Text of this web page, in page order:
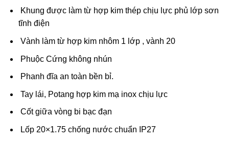
Khung được làm từ hợp kim thép chịu lực phủ lớp sơn
tĩnh điện
Vành làm từ hợp kim nhôm 1 lớp , vành 20
Phuộc Cứng không nhún
Phanh đĩa an toàn bền bỉ.
Tay lái, Potang hợp kim mạ inox chịu lực
Cốt giữa vòng bi bạc đạn
Lốp 20×1.75 chống nước chuẩn IP27